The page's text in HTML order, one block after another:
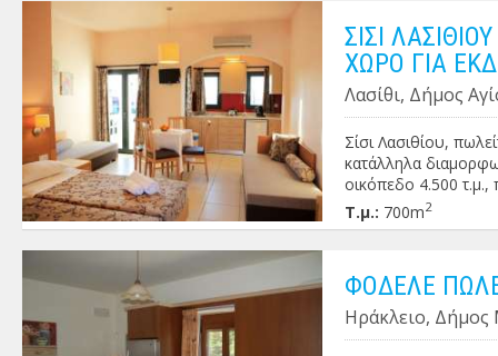
ΣΙΣΙ
ΧΩΡΟ ΓΙΑ
Λασίθι, Δήμος
Σίσι Λασιθίου,
κατάλληλα
οικόπεδο 4.500 τ.μ.,
δίχωρα
άριστη
Τ.μ.: 700m2
ΦΟΔΕΛΕ
Ηράκλειο, Δήμος